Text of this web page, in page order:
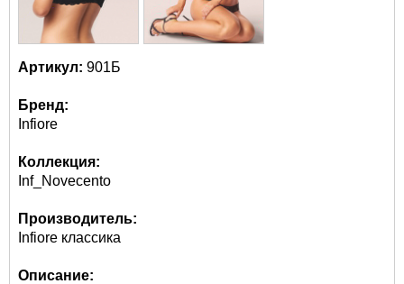
Артикул: 901Б
Бренд:
Infiore
Коллекция:
Inf_Novecento
Производитель:
Infiore классика
Описание: